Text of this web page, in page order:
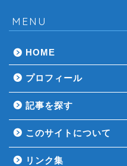
MENU
HOME
プロフィール
記事を探す
このサイトについて
リンク集